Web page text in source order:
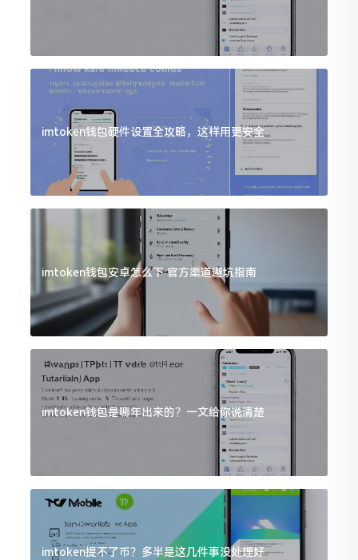
imtoken钱包硬件设置全攻略，这样用更安全
imtoken钱包安卓怎么下 官方渠道避坑指南
imtoken钱包是哪年出来的？一文给你说清楚
imtoken提不了币？多半是这几件事没处理好